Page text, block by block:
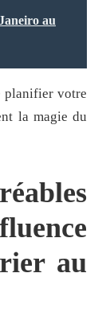
au
planifier votre
la magie du
au